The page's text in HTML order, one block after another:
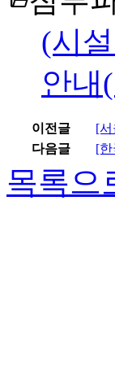
(시
안내
이전글
[
다음글
[
목록으